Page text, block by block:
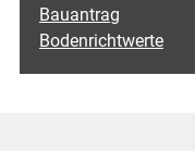
Bauantrag
Bodenrichtwerte